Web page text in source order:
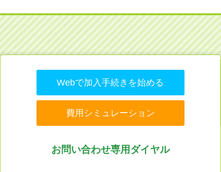
Webで加入手続きを始める
費用シミュレーション
お問い合わせ専用ダイヤル